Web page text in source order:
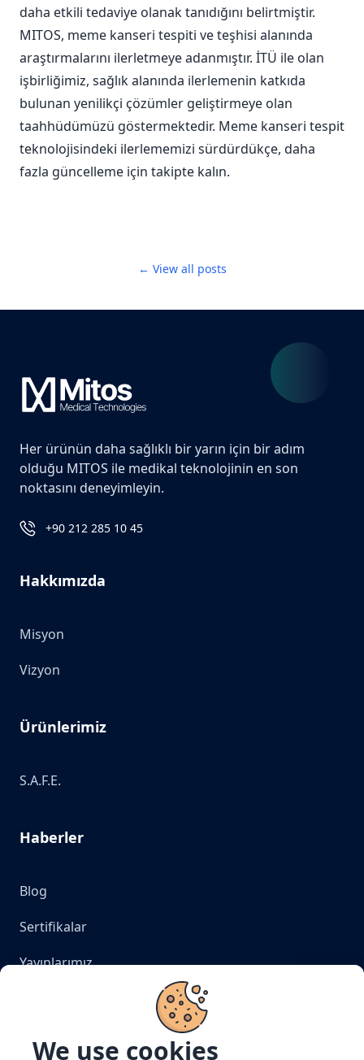
daha etkili tedaviye olanak tanıdığını belirtmiştir.
MITOS, meme kanseri tespiti ve teşhisi alanında
araştırmalarını ilerletmeye adanmıştır. İTÜ ile olan
işbirliğimiz, sağlık alanında ilerlemenin katkıda
bulunan yenilikçi çözümler geliştirmeye olan
taahhüdümüzü göstermektedir. Meme kanseri tespit
teknolojisindeki ilerlememizi sürdürdükçe, daha
fazla güncelleme için takipte kalın.
← View all posts
Her ürünün daha sağlıklı bir yarın için bir adım
olduğu MITOS ile medikal teknolojinin en son
noktasını deneyimleyin.
+90 212 285 10 45
Hakkımızda
Misyon
Vizyon
Ürünlerimiz
S.A.F.E.
Haberler
Blog
Sertifikalar
Yayınlarımız
We use cookies